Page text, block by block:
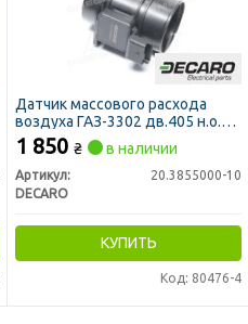
Датчик массового расхода
воздуха ГАЗ-3302 дв.405 н.о.
Евро-2 (DECARO)
1 850 ₴ в наличии
Артикул:
20.3855000-10
DECARO
КУПИТЬ
Код: 80476-4